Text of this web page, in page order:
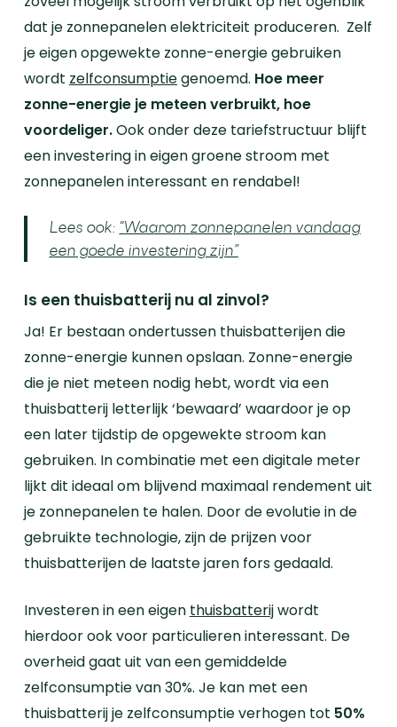
dat je zonnepanelen elektriciteit produceren. Zelf
je eigen opgewekte zonne-energie gebruiken
wordt zelfconsumptiegenoemd. Hoe meer
zonne-energie je meteen verbruikt, hoe
voordeliger.Ook onder deze tariefstructuur blijft
een investering in eigen groene stroom met
zonnepanelen interessant en rendabel!
Lees ook: “Waarom zonnepanelen vandaag
een goede investering zijn”
Is een thuisbatterij nu al zinvol?
Ja! Er bestaan ondertussen thuisbatterijen die
zonne-energie kunnen opslaan. Zonne-energie
die je niet meteen nodig hebt, wordt via een
thuisbatterij letterlijk ‘bewaard’ waardoor je op
een later tijdstip de opgewekte stroom kan
gebruiken. In combinatie met een digitale meter
lijkt dit ideaal om blijvend maximaal rendement uit
je zonnepanelen te halen. Door de evolutie in de
gebruikte technologie, zijn de prijzen voor
thuisbatterijen de laatste jaren fors gedaald.
Investeren in een eigen thuisbatterijwordt
hierdoor ook voor particulieren interessant. De
overheid gaat uit van een gemiddelde
zelfconsumptie van 30%. Je kan met een
thuisbatterij je zelfconsumptie verhogen tot 50%